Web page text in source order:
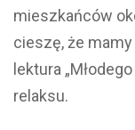
mieszkańców
cieszę, że
lektura
relaksu.